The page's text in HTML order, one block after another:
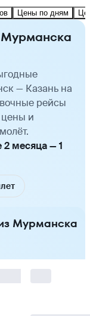
Цены по дням
— Казань на
рейсы
и
месяца — 1
Мурманска